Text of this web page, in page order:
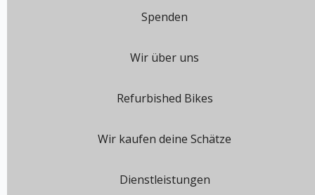
Spenden
Wir über uns
Refurbished Bikes
Wir kaufen deine Schätze
Dienstleistungen